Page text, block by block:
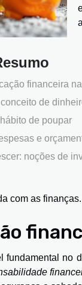
financeira
conceito de
de poupar
e
noções de
com as finanças.
fundamental no